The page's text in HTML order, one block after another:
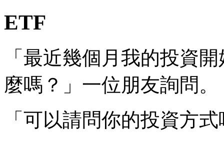
ETF
「最近幾個月我的投資
麼嗎？」一位朋友詢問。
「可以請問你的投資方